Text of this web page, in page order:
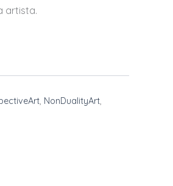
artista.
, NonDualityArt,